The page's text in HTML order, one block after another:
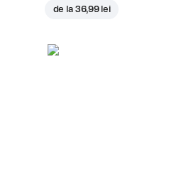
de la 36,99 lei